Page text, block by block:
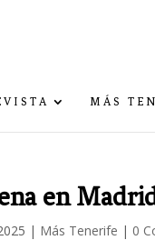
MÁS
en
| Más Tenerife | 0